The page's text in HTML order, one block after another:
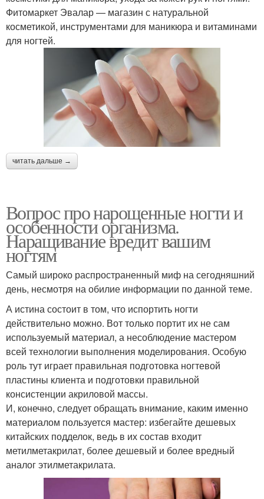
Фитомаркет Эвалар — магазин с натуральной
косметикой, инструментами для маникюра и витаминами
для ногтей.
читать дальше →
Вопрос про нарощенные ногти и
особенности организма.
Наращивание вредит вашим
ногтям
Самый широко распространенный миф на сегодняшний
день, несмотря на обилие информации по данной теме.
А истина состоит в том, что испортить ногти
действительно можно. Вот только портит их не сам
используемый материал, а несоблюдение мастером
всей технологии выполнения моделирования. Особую
роль тут играет правильная подготовка ногтевой
пластины клиента и подготовки правильной
консистенции акриловой массы.
И, конечно, следует обращать внимание, каким именно
материалом пользуется мастер: избегайте дешевых
китайских подделок, ведь в их состав входит
метилметакрилат, более дешевый и более вредный
аналог этилметакрилата.